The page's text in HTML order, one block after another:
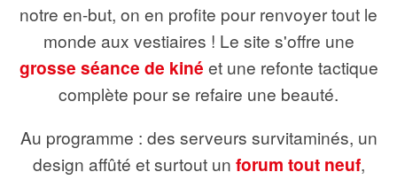
notre en-but, on en profite pour renvoyer tout le
monde aux vestiaires ! Le site s'offre une
grosse séance de kiné et une refonte tactique
complète pour se refaire une beauté.
Au programme : des serveurs survitaminés, un
design affûté et surtout un forum tout neuf,